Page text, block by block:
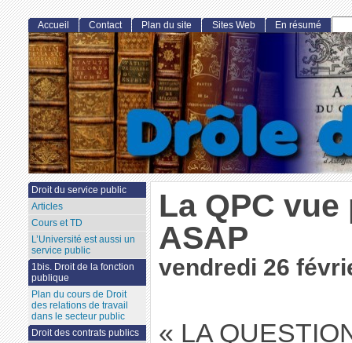
La QPC vue
ASAP
vendredi 26
« LA
Accueil Contact Plan du site Sites Web En résumé
Droit du service public
Articles
Cours et TD
L’Université est aussi un
service public
1bis. Droit de la fonction
publique
Plan du cours de Droit
des relations de travail
dans le secteur public
Droit des contrats publics